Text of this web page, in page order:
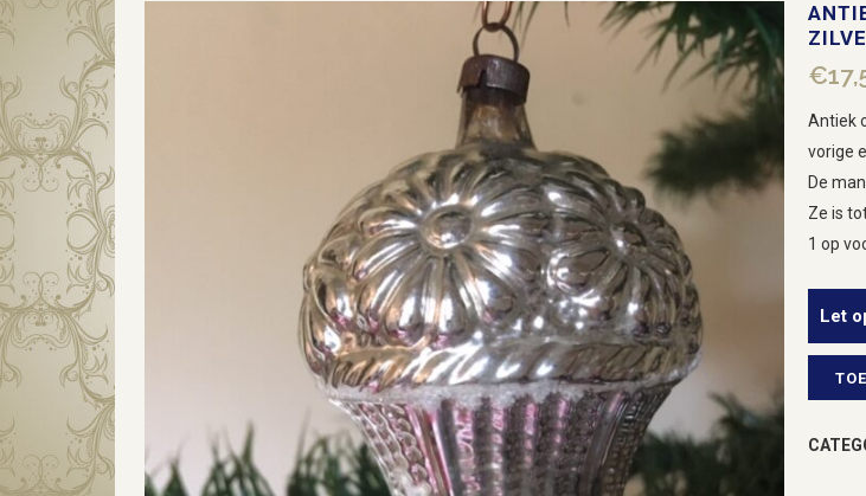
€
Antiek
vorige
De
Ze is
1 op
Let
Antiek